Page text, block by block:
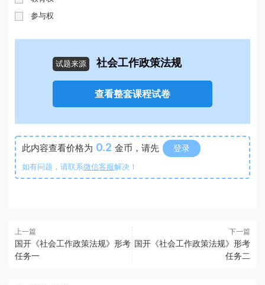
参与权
试题来源 社会工作政策法规
查看整套课程试卷
此内容查看价格为 0.2 金币，请先 登录
如有问题，请联系微信客服解决！
上一篇
国开《社会工作政策法规》形考
任务一
下一篇
国开《社会工作政策法规》形考
任务二